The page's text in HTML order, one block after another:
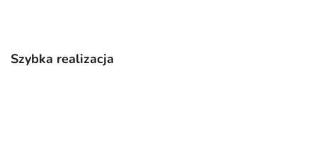
Szybka realizacja